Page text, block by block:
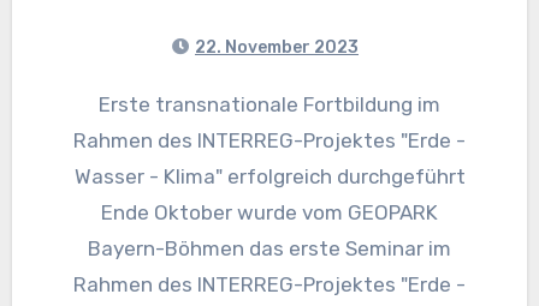
22. November 2023
Erste transnationale Fortbildung im
Rahmen des INTERREG-Projektes "Erde -
Wasser - Klima" erfolgreich durchgeführt
Ende Oktober wurde vom GEOPARK
Bayern-Böhmen das erste Seminar im
Rahmen des INTERREG-Projektes "Erde -